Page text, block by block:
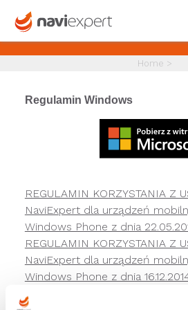
Home >
Regulamin Windows
REGULAMIN KORZYSTANIA Z
NaviExpert dla urządzeń
Windows Phone z dnia
REGULAMIN KORZYSTANIA Z
NaviExpert dla urządzeń
Windows Phone z dnia
REGULAMIN KORZYSTANIA Z